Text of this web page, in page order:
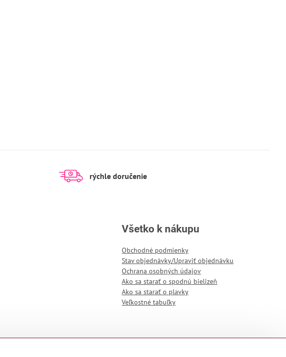
rýchle doručenie
Všetko k nákupu
Obchodné podmienky
Stav objednávky/Upraviť objednávku
Ochrana osobných údajov
Ako sa starať o spodnú bielizeň
Ako sa starať o plavky
Veľkostné tabuľky